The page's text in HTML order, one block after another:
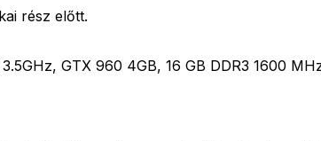
rész előtt.
GTX 960 4GB, 16 GB DDR3 1600